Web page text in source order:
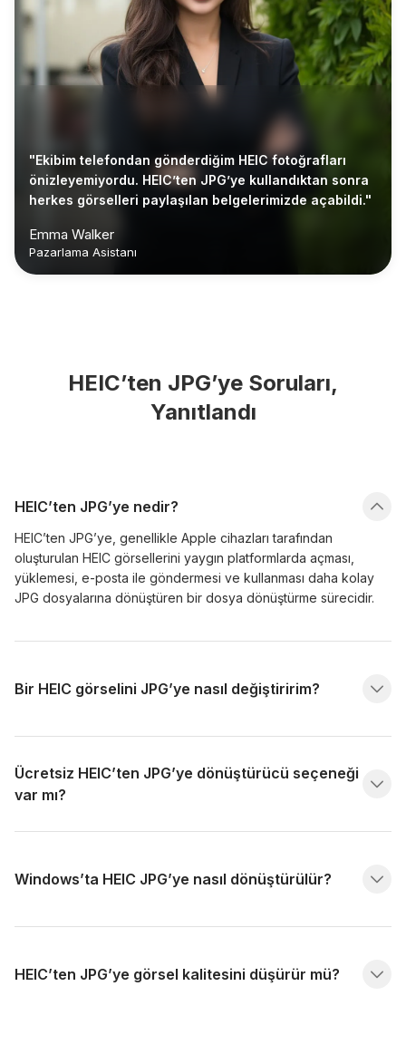
"Ekibim telefondan gönderdiğim HEIC fotoğrafları
önizleyemiyordu. HEIC’ten JPG’ye kullandıktan sonra
herkes görselleri paylaşılan belgelerimizde açabildi."
Emma Walker
Pazarlama Asistanı
HEIC’ten JPG’ye Soruları,
Yanıtlandı
HEIC’ten JPG’ye nedir?
HEIC’ten JPG’ye, genellikle Apple cihazları tarafından
oluşturulan HEIC görsellerini yaygın platformlarda açması,
yüklemesi, e-posta ile göndermesi ve kullanması daha kolay
JPG dosyalarına dönüştüren bir dosya dönüştürme sürecidir.
Bir HEIC görselini JPG’ye nasıl değiştiririm?
Ücretsiz HEIC’ten JPG’ye dönüştürücü seçeneği
var mı?
Windows’ta HEIC JPG’ye nasıl dönüştürülür?
HEIC’ten JPG’ye görsel kalitesini düşürür mü?